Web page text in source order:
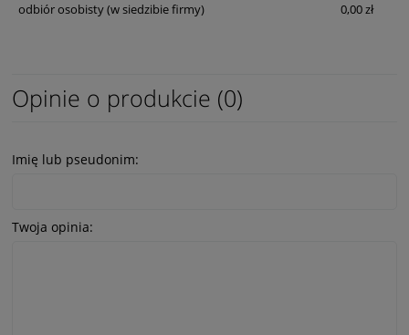
odbiór osobisty(w siedzibie firmy) 0,00 zł
Opinie o produkcie (0)
Imię lub pseudonim:
Twoja opinia: